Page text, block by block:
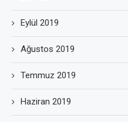
Eylül 2019
Ağustos 2019
Temmuz 2019
Haziran 2019